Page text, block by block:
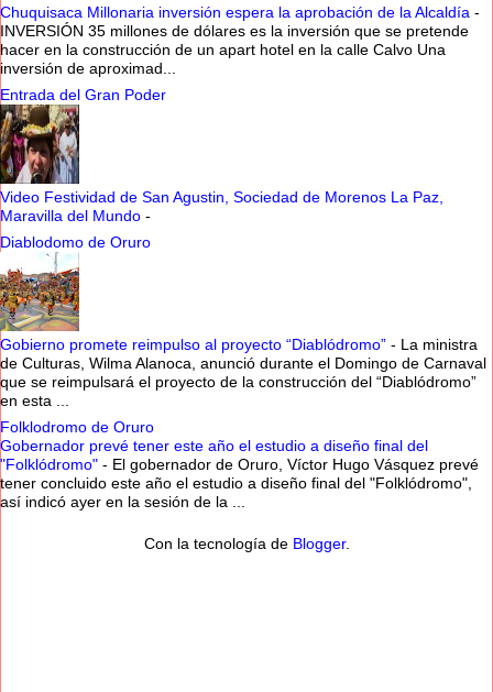
Chuquisaca Millonaria inversión espera la aprobación de la Alcaldía -
INVERSIÓN 35 millones de dólares es la inversión que se pretende
hacer en la construcción de un apart hotel en la calle Calvo Una
inversión de aproximad...
Entrada del Gran Poder
Video Festividad de San Agustin, Sociedad de Morenos La Paz,
Maravilla del Mundo -
Diablodomo de Oruro
Gobierno promete reimpulso al proyecto “Diablódromo” - La ministra
de Culturas, Wilma Alanoca, anunció durante el Domingo de Carnaval
que se reimpulsará el proyecto de la construcción del “Diablódromo”
en esta ...
Folklodromo de Oruro
Gobernador prevé tener este año el estudio a diseño final del
"Folklódromo" - El gobernador de Oruro, Víctor Hugo Vásquez prevé
tener concluido este año el estudio a diseño final del "Folklódromo",
así indicó ayer en la sesión de la ...
Con la tecnología de Blogger.